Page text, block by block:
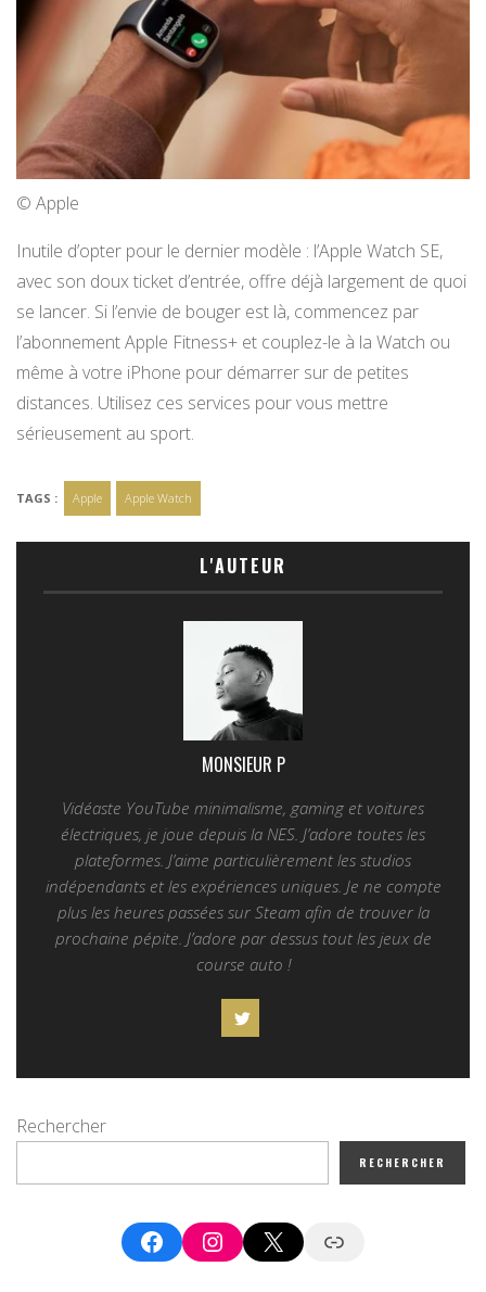
© Apple
Inutile d’opter pour le dernier modèle : l’Apple Watch SE,
avec son doux ticket d’entrée, offre déjà largement de quoi
se lancer. Si l’envie de bouger est là, commencez par
l’abonnement Apple Fitness+ et couplez-le à la Watch ou
même à votre iPhone pour démarrer sur de petites
distances. Utilisez ces services pour vous mettre
sérieusement au sport.
TAGS : Apple Apple Watch
L'AUTEUR
MONSIEUR P
Vidéaste YouTube minimalisme, gaming et voitures
électriques, je joue depuis la NES. J’adore toutes les
plateformes. J’aime particulièrement les studios
indépendants et les expériences uniques. Je ne compte
plus les heures passées sur Steam afin de trouver la
prochaine pépite. J’adore par dessus tout les jeux de
course auto !
Rechercher
RECHERCHER
FacebookInstagram
X Google News